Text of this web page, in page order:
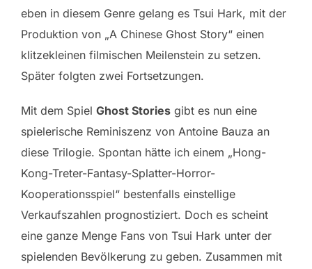
eben in diesem Genre gelang es Tsui Hark, mit der
Produktion von „A Chinese Ghost Story“ einen
klitzekleinen filmischen Meilenstein zu setzen.
Später folgten zwei Fortsetzungen.
Mit dem Spiel Ghost Stories gibt es nun eine
spielerische Reminiszenz von Antoine Bauza an
diese Trilogie. Spontan hätte ich einem „Hong-
Kong-Treter-Fantasy-Splatter-Horror-
Kooperationsspiel“ bestenfalls einstellige
Verkaufszahlen prognostiziert. Doch es scheint
eine ganze Menge Fans von Tsui Hark unter der
spielenden Bevölkerung zu geben. Zusammen mit